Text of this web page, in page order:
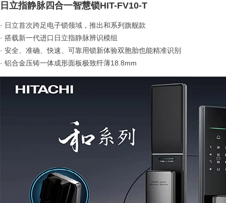
日立指静脉四合一智慧锁HIT-FV10-T
· 日立首次跨足电子锁领域，推出和系列旗舰款
· 搭载新一代进口日立指静脉辨识模组
· 安全、准确、快速、可靠用锁新体验双胞胎也能精准识别
· 铝合金压铸一体成形面板极致纤薄18.8mm